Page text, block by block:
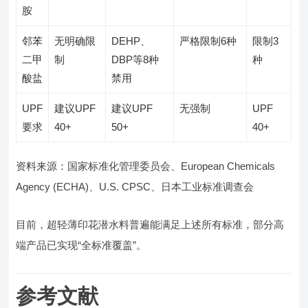
胺
邻苯
二甲
酸盐
无明确限
制
DEHP、
DBP等8种
禁用
严格限制6种
限制3
种
UPF
要求
建议UPF
40+
建议UPF
50+
无强制
UPF
40+
资料来源：国家标准化管理委员会、European Chemicals
Agency (ECHA)、U.S. CPSC、日本工业标准调查会
目前，超轻薄印花潜水料普遍能满足上述所有标准，部分高
端产品已实现“全标准覆盖”。
参考文献